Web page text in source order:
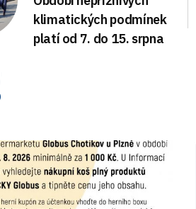
klimatických podmínek
platí od 7. do 15. srpna